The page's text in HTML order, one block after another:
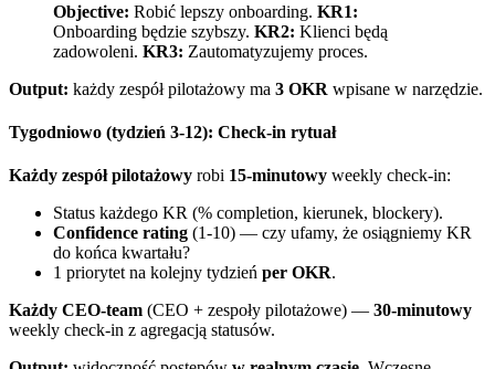
Objective: Robić lepszy onboarding. KR1:
Onboarding będzie szybszy. KR2: Klienci będą
zadowoleni. KR3: Zautomatyzujemy proces.
Output: każdy zespół pilotażowy ma 3 OKR wpisane w narzędzie.
Tygodniowo (tydzień 3-12): Check-in rytuał
Każdy zespół pilotażowy robi 15-minutowy weekly check-in:
Status każdego KR (% completion, kierunek, blockery).
Confidence rating (1-10) — czy ufamy, że osiągniemy KR
do końca kwartału?
1 priorytet na kolejny tydzień per OKR.
Każdy CEO-team (CEO + zespoły pilotażowe) — 30-minutowy
weekly check-in z agregacją statusów.